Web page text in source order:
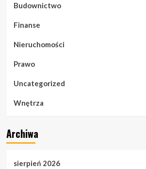
Budownictwo
Finanse
Nieruchomości
Prawo
Uncategorized
Wnętrza
Archiwa
sierpień 2026